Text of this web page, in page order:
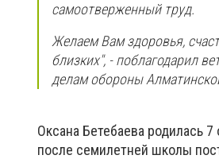
самоотверженный труд.
Желаем Вам здоровья,
близких", - поблагодарил
делам обороны
Оксана Бетебаева родилась
после семилетней школы